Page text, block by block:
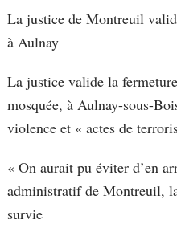
La justice de Montreuil
à Aulnay
La justice valide la
mosquée, à Aulnay-sous-
violence et « actes de
« On aurait pu éviter d’en
administratif de Montreuil,
survie